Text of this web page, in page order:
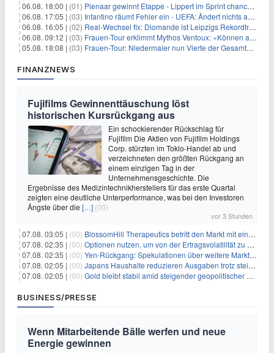
06.08. 18:00 | (01) Pienaar gewinnt Etappe - Lippert im Sprint chancenlos
06.08. 17:05 | (03) Infantino räumt Fehler ein - UEFA: Ändert nichts an Boykott
06.08. 16:05 | (02) Real-Wechsel fix: Diomande ist Leipzigs Rekordtransfer
06.08. 09:12 | (03) Frauen-Tour erklimmt Mythos Ventoux: «Können alles schaffen»
05.08. 18:08 | (03) Frauen-Tour: Niedermaier nun Vierte der Gesamtwertung
FINANZNEWS
Fujifilms Gewinnenttäuschung löst
historischen Kursrückgang aus
Ein schockierender Rückschlag für
Fujifilm Die Aktien von Fujifilm Holdings
Corp. stürzten im Tokio-Handel ab und
verzeichneten den größten Rückgang an
einem einzigen Tag in der
Unternehmensgeschichte. Die
Ergebnisse des Medizintechnikherstellers für das erste Quartal
zeigten eine deutliche Unterperformance, was bei den Investoren
Ängste über die […] (00)
vor 3 Stunden
07.08. 03:05 | (00) BlossomHill Therapeutics betritt den Markt mit einem IPO-Boost von 150 Millionen Dollar
07.08. 02:35 | (00) Optionen nutzen, um von der Ertragsvolatilität zu profitieren
07.08. 02:35 | (00) Yen-Rückgang: Spekulationen über weitere Marktinterventionen nehmen zu
07.08. 02:05 | (00) Japans Haushalte reduzieren Ausgaben trotz steigender Löhne: Ein Warnsignal für das Wachstum
07.08. 02:05 | (00) Gold bleibt stabil amid steigender geopolitischer Spannungen im Persischen Golf
BUSINESS/PRESSE
Wenn Mitarbeitende Bälle werfen und neue
Energie gewinnen